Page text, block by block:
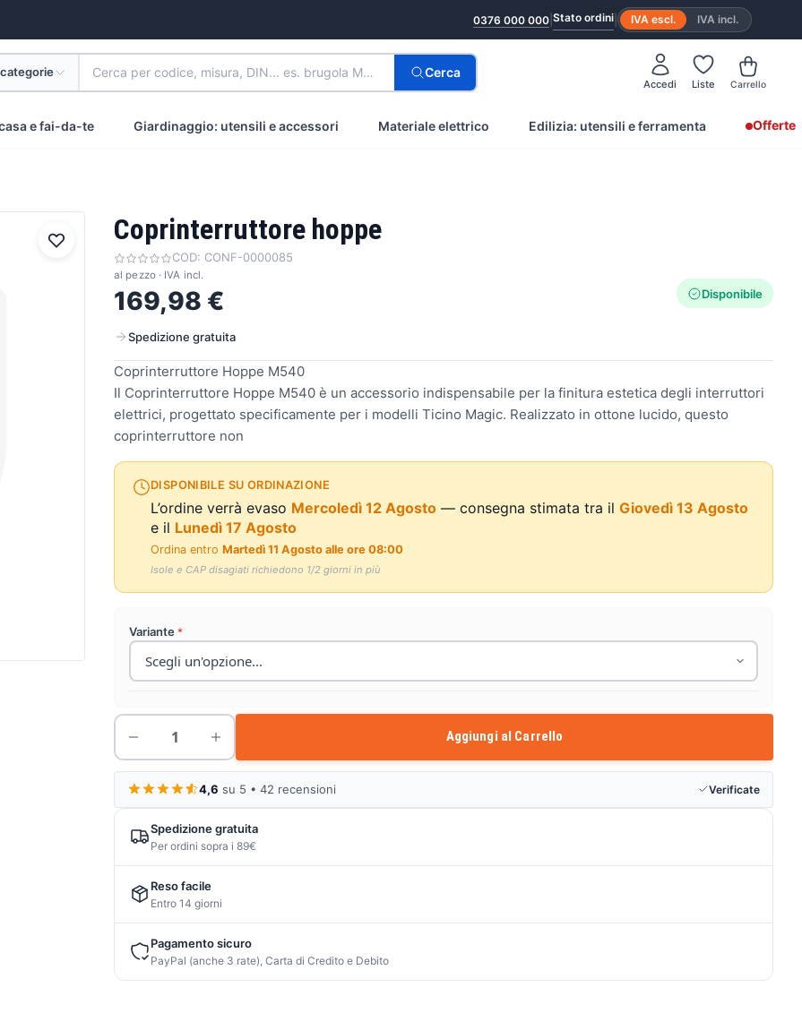
0376 000 000 Stato ordini IVA escl. IVA incl.
Cerca per codice, misura, DIN... es. brugola M8 inox Cerca
Accedi Liste Carrello
e fai-da-te Giardinaggio: utensili e accessori Materiale elettrico Edilizia: utensili e ferramenta Offerte
Coprinterruttore hoppe
COD: CONF-0000085
al pezzo · IVA incl.
169,98 € Disponibile
Spedizione gratuita
Coprinterruttore Hoppe M540
Il Coprinterruttore Hoppe M540 è un accessorio indispensabile per la finitura estetica degli interruttori
elettrici, progettato specificamente per i modelli Ticino Magic. Realizzato in ottone lucido, questo
coprinterruttore non
DISPONIBILE SU ORDINAZIONE
L’ordine verrà evaso Mercoledì 12 Agosto — consegna stimata tra il Giovedì 13 Agosto
e il Lunedì 17 Agosto
Ordina entro Martedì 11 Agosto alle ore 08:00
Isole e CAP disagiati richiedono 1/2 giorni in più
Variante
Aggiungi al Carrello
4,6 su 5 • 42 recensioni Verificate
Spedizione gratuita
Per ordini sopra i 89€
Reso facile
Entro 14 giorni
Pagamento sicuro
PayPal (anche 3 rate), Carta di Credito e Debito